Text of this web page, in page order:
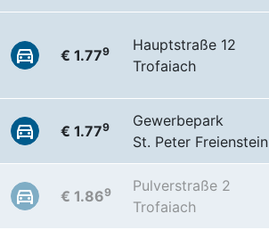
€ 1.779
Hauptstraße 12
Trofaiach
€ 1.779
Gewerbepark
St. Peter Freienstein
€ 1.869
Pulverstraße 2
Trofaiach